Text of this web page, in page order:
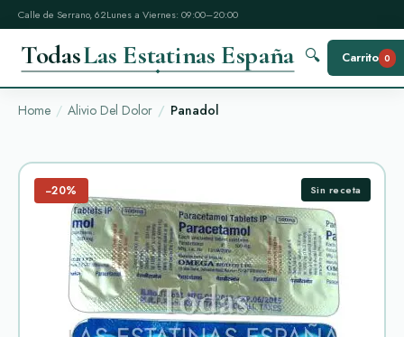
Calle de Serrano, 62Lunes a Viernes: 09:00–20:00
TodasLas Estatinas España 🔍 Carrito 0
Home Alivio Del Dolor Panadol
−20% Sin receta